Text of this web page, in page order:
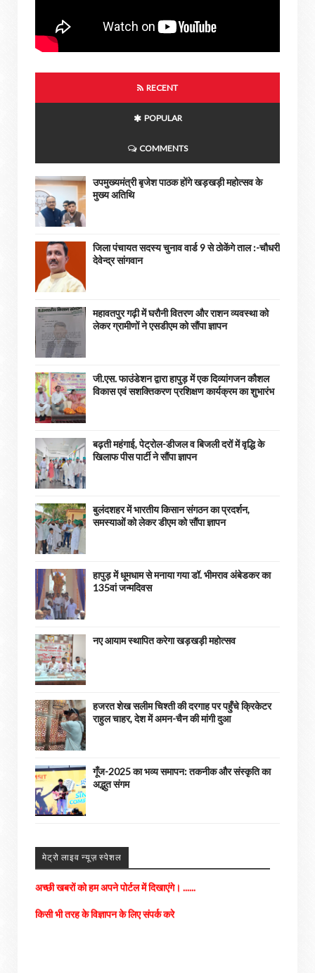
RECENT
POPULAR
COMMENTS
उपमुख्यमंत्री बृजेश पाठक होंगे खड़खड़ी महोत्सव के
मुख्य अतिथि
जिला पंचायत सदस्य चुनाव वार्ड 9 से ठोकेंगे ताल :-चौधरी
देवेन्द्र सांगवान
महावतपुर गढ़ी में घरौनी वितरण और राशन व्यवस्था को
लेकर ग्रामीणों ने एसडीएम को सौंपा ज्ञापन
जी.एस. फाउंडेशन द्वारा हापुड़ में एक दिव्यांगजन कौशल
विकास एवं सशक्तिकरण प्रशिक्षण कार्यक्रम का शुभारंभ
बढ़ती महंगाई, पेट्रोल-डीजल व बिजली दरों में वृद्धि के
खिलाफ पीस पार्टी ने सौंपा ज्ञापन
बुलंदशहर में भारतीय किसान संगठन का प्रदर्शन,
समस्याओं को लेकर डीएम को सौंपा ज्ञापन
हापुड़ में धूमधाम से मनाया गया डॉ. भीमराव अंबेडकर का
135वां जन्मदिवस
नए आयाम स्थापित करेगा खड़खड़ी महोत्सव
हजरत शेख सलीम चिश्ती की दरगाह पर पहुँचे क्रिकेटर
राहुल चाहर, देश में अमन-चैन की मांगी दुआ
गूँज-2025 का भव्य समापन: तकनीक और संस्कृति का
अद्भुत संगम
मेट्रो लाइव न्यूज़ स्पेशल